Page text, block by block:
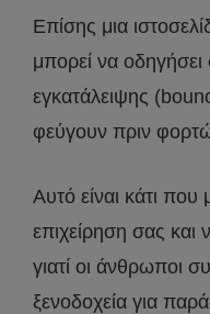
Επίσης μια
μπορεί να
εγκατάλειψης
φεύγουν πριν
Αυτό είναι κάτι που
επιχείρηση σας και
γιατί οι άνθρωποι
ξενοδοχεία για